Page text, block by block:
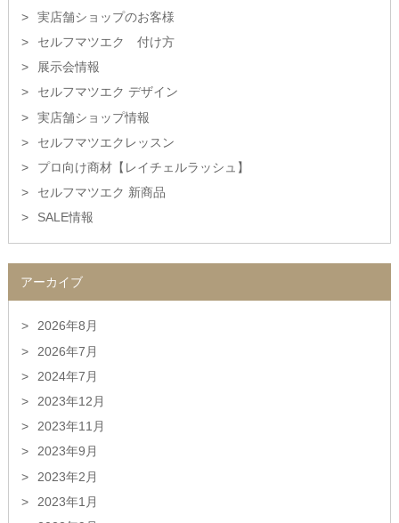
実店舗ショップのお客様
セルフマツエク 付け方
展示会情報
セルフマツエク デザイン
実店舗ショップ情報
セルフマツエクレッスン
プロ向け商材【レイチェルラッシュ】
セルフマツエク 新商品
SALE情報
アーカイブ
2026年8月
2026年7月
2024年7月
2023年12月
2023年11月
2023年9月
2023年2月
2023年1月